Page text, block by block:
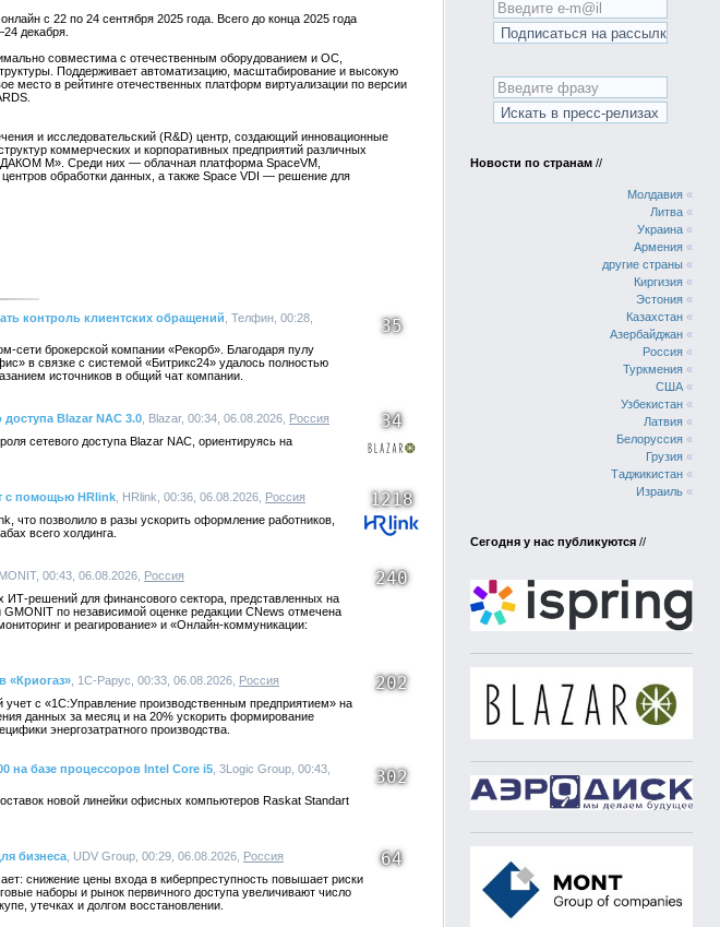
с 22 по 24 сентября 2025 года. Всего до конца 2025 года
декабря.
совместима с отечественным оборудованием и ОС,
Поддерживает автоматизацию, масштабирование и высокую
место в рейтинге отечественных платформ виртуализации по версии
и исследовательский (R&D) центр, создающий инновационные
коммерческих и корпоративных предприятий различных
М». Среди них — облачная платформа SpaceVM,
обработки данных, а также Space VDI — решение для
контроль клиентских обращений , Телфин, 00:28,
35
брокерской компании «Рекорб». Благодаря пулу
в связке с системой «Битрикс24» удалось полностью
источников в общий чат компании.
Blazar NAC 3.0 , Blazar, 00:34, 06.08.2026, Россия 34
сетевого доступа Blazar NAC, ориентируясь на
с помощью HRlink , HRlink, 00:36, 06.08.2026, Россия 1218
что позволило в разы ускорить оформление работников,
всего холдинга.
00:43, 06.08.2026, Россия 240
решений для финансового сектора, представленных на
по независимой оценке редакции CNews отмечена
и реагирование» и «Онлайн-коммуникации:
«Криогаз» , 1С-Рарус, 00:33, 06.08.2026, Россия 202
с «1С:Управление производственным предприятием» на
данных за месяц и на 20% ускорить формирование
энергозатратного производства.
на базе процессоров Intel Core i5 , 3Logic Group, 00:43,
302
новой линейки офисных компьютеров Raskat Standart
бизнеса , UDV Group, 00:29, 06.08.2026, Россия 64
снижение цены входа в киберпреступность повышает риски
наборы и рынок первичного доступа увеличивают число
утечках и долгом восстановлении.
Новости по странам //
Молдавия «
Литва «
Украина «
Армения «
другие страны «
Киргизия «
Эстония «
Казахстан «
Азербайджан «
Россия «
Туркмения «
США «
Узбекистан «
Латвия «
Белоруссия «
Грузия «
Таджикистан «
Израиль «
Сегодня у нас публикуются //